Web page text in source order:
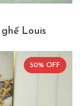
Louis
50% OFF